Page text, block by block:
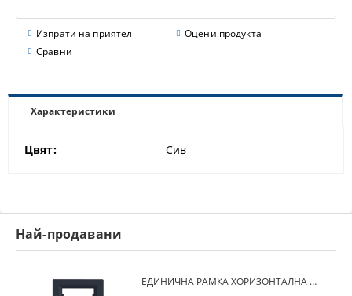
Изпрати на приятел
Оцени продукта
Сравни
Характеристики
Цвят: Сив
Най-продавани
ЕДИНИЧНА РАМКА ХОРИЗОНТАЛНА SCHNEIDER ASFORA EPH5800171 - АНТРАЦИТ